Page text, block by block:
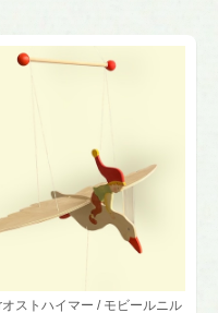
ストハイマー / モビールニル